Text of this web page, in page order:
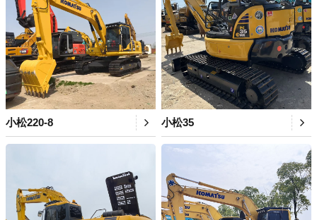
小松220-8 小松35